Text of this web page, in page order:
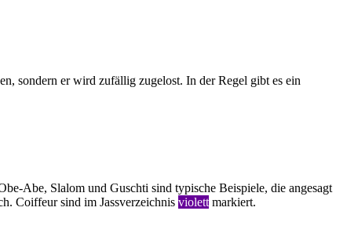
sondern er wird zufällig zugelost. In der Regel gibt es ein
Abe, Slalom und Guschti sind typische Beispiele, die angesagt
Coiffeur sind im Jassverzeichnis violett markiert.